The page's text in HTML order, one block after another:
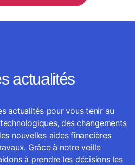
actualités
actualités pour vous tenir au
des changements
nouvelles aides financières
Grâce à notre veille
à prendre les décisions les